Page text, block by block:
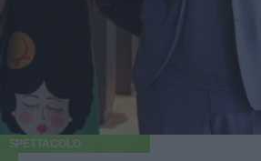
SPETTACOLO